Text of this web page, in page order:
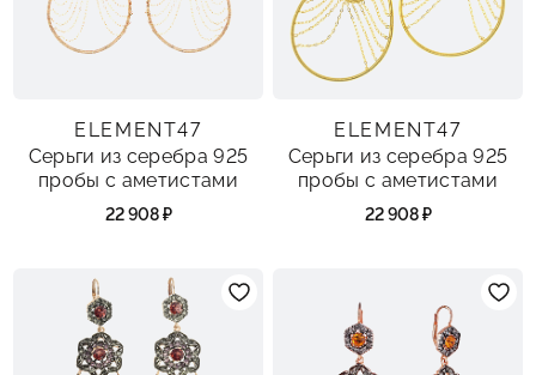
ELEMENT47
Серьги из серебра 925
пробы с аметистами
22 908 ₽
ELEMENT47
Серьги из серебра 925
пробы с аметистами
22 908 ₽